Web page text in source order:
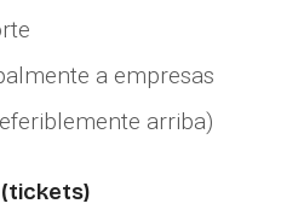
a empresas
arriba)